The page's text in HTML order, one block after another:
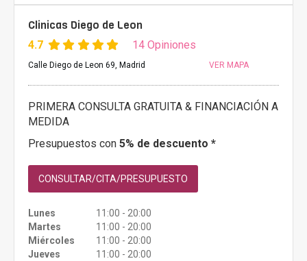
Clinicas Diego de Leon
4.7 14 Opiniones
Calle Diego de Leon 69, Madrid VER MAPA
PRIMERA CONSULTA GRATUITA & FINANCIACIÓN A
MEDIDA
Presupuestos con 5% de descuento *
CONSULTAR/CITA/PRESUPUESTO
Lunes
11:00 - 20:00
Martes
11:00 - 20:00
Miércoles
11:00 - 20:00
Jueves
11:00 - 20:00